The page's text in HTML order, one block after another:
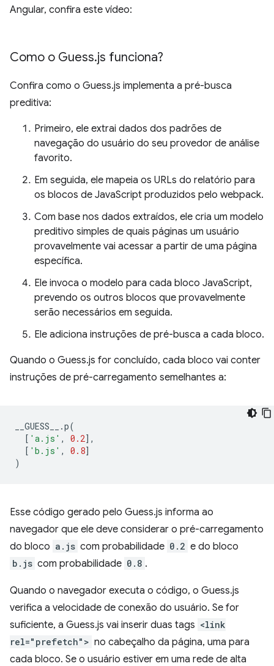
Angular, confira este vídeo:
Como o Guess.js funciona?
Confira como o Guess.js implementa a pré-busca
preditiva:
Primeiro, ele extrai dados dos padrões de
navegação do usuário do seu provedor de análise
favorito.
Em seguida, ele mapeia os URLs do relatório para
os blocos de JavaScript produzidos pelo webpack.
Com base nos dados extraídos, ele cria um modelo
preditivo simples de quais páginas um usuário
provavelmente vai acessar a partir de uma página
específica.
Ele invoca o modelo para cada bloco JavaScript,
prevendo os outros blocos que provavelmente
serão necessários em seguida.
Ele adiciona instruções de pré-busca a cada bloco.
Quando o Guess.js for concluído, cada bloco vai conter
instruções de pré-carregamento semelhantes a:
__GUESS__ .p(
[ 'a.js' , 0.2],
[ 'b.js' , 0.8]
)
Esse código gerado pelo Guess.js informa ao
navegador que ele deve considerar o pré-carregamento
do bloco a.js com probabilidade 0.2 e do bloco
b.js com probabilidade 0.8 .
Quando o navegador executa o código, o Guess.js
verifica a velocidade de conexão do usuário. Se for
suficiente, a Guess.js vai inserir duas tags <link
rel="prefetch"> no cabeçalho da página, uma para
cada bloco. Se o usuário estiver em uma rede de alta